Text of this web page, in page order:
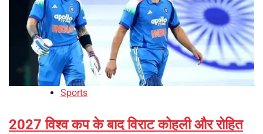
Sports
2027 विश्व कप के बाद विराट कोहली और रोहित